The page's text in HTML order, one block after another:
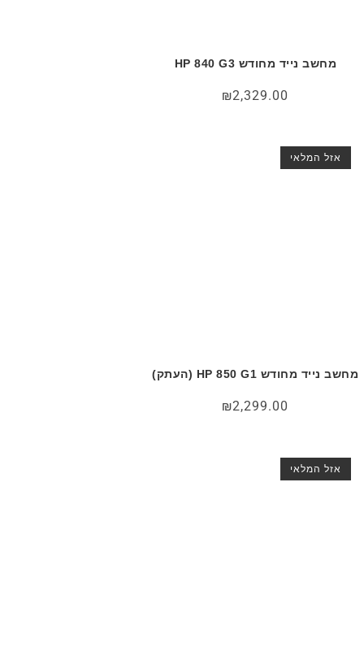
מחשב נייד מחודש HP 840 G3
₪2,329.00
אזל המלאי
מחשב נייד מחודש HP 850 G1 (העתק)
₪2,299.00
אזל המלאי